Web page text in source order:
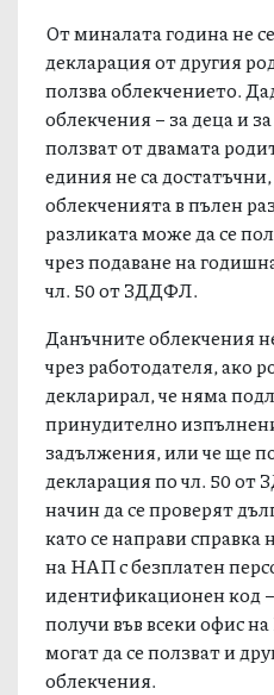
От миналата година не
декларация от другия
ползва облекчението.
облекчения – за деца и
ползват от двамата
единия не са
облекченията в пълен
разликата може да се
чрез подаване на
чл. 50 от ЗДДФЛ.
Данъчните облекчения
чрез работодателя, ако
декларирал, че няма
принудително
задължения, или че ще
декларация по чл. 50
начин да се проверят
като се направи
на НАП с безплатен
идентификационен код
получи във всеки офис
могат да се ползват и
облекчения.